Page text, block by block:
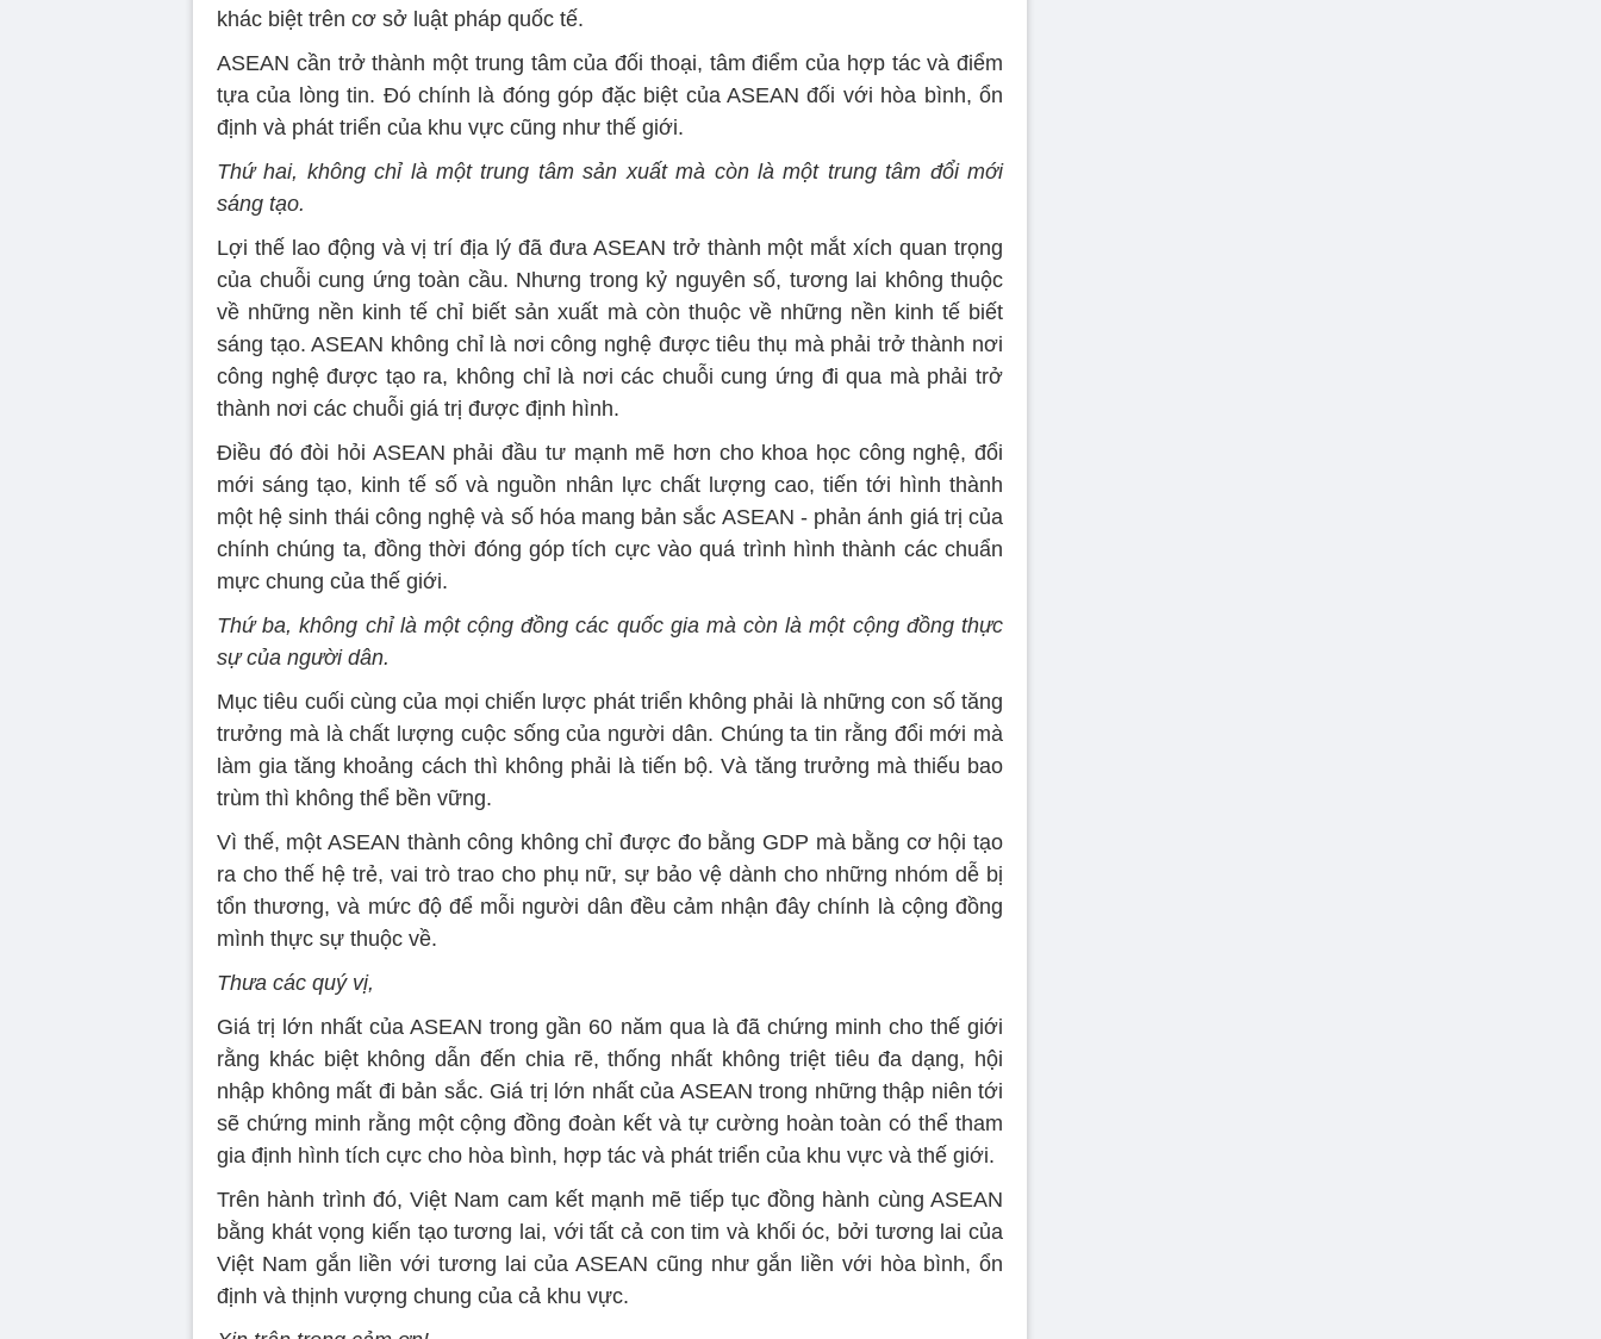
khác biệt trên cơ sở luật pháp quốc tế.
ASEAN cần trở thành một trung tâm của đối thoại, tâm điểm của hợp tác và điểm
tựa của lòng tin. Đó chính là đóng góp đặc biệt của ASEAN đối với hòa bình, ổn
định và phát triển của khu vực cũng như thế giới.
Thứ hai, không chỉ là một trung tâm sản xuất mà còn là một trung tâm đổi mới
sáng tạo.
Lợi thế lao động và vị trí địa lý đã đưa ASEAN trở thành một mắt xích quan trọng
của chuỗi cung ứng toàn cầu. Nhưng trong kỷ nguyên số, tương lai không thuộc
về những nền kinh tế chỉ biết sản xuất mà còn thuộc về những nền kinh tế biết
sáng tạo. ASEAN không chỉ là nơi công nghệ được tiêu thụ mà phải trở thành nơi
công nghệ được tạo ra, không chỉ là nơi các chuỗi cung ứng đi qua mà phải trở
thành nơi các chuỗi giá trị được định hình.
Điều đó đòi hỏi ASEAN phải đầu tư mạnh mẽ hơn cho khoa học công nghệ, đổi
mới sáng tạo, kinh tế số và nguồn nhân lực chất lượng cao, tiến tới hình thành
một hệ sinh thái công nghệ và số hóa mang bản sắc ASEAN - phản ánh giá trị của
chính chúng ta, đồng thời đóng góp tích cực vào quá trình hình thành các chuẩn
mực chung của thế giới.
Thứ ba, không chỉ là một cộng đồng các quốc gia mà còn là một cộng đồng thực
sự của người dân.
Mục tiêu cuối cùng của mọi chiến lược phát triển không phải là những con số tăng
trưởng mà là chất lượng cuộc sống của người dân. Chúng ta tin rằng đổi mới mà
làm gia tăng khoảng cách thì không phải là tiến bộ. Và tăng trưởng mà thiếu bao
trùm thì không thể bền vững.
Vì thế, một ASEAN thành công không chỉ được đo bằng GDP mà bằng cơ hội tạo
ra cho thế hệ trẻ, vai trò trao cho phụ nữ, sự bảo vệ dành cho những nhóm dễ bị
tổn thương, và mức độ để mỗi người dân đều cảm nhận đây chính là cộng đồng
mình thực sự thuộc về.
Thưa các quý vị,
Giá trị lớn nhất của ASEAN trong gần 60 năm qua là đã chứng minh cho thế giới
rằng khác biệt không dẫn đến chia rẽ, thống nhất không triệt tiêu đa dạng, hội
nhập không mất đi bản sắc. Giá trị lớn nhất của ASEAN trong những thập niên tới
sẽ chứng minh rằng một cộng đồng đoàn kết và tự cường hoàn toàn có thể tham
gia định hình tích cực cho hòa bình, hợp tác và phát triển của khu vực và thế giới.
Trên hành trình đó, Việt Nam cam kết mạnh mẽ tiếp tục đồng hành cùng ASEAN
bằng khát vọng kiến tạo tương lai, với tất cả con tim và khối óc, bởi tương lai của
Việt Nam gắn liền với tương lai của ASEAN cũng như gắn liền với hòa bình, ổn
định và thịnh vượng chung của cả khu vực.